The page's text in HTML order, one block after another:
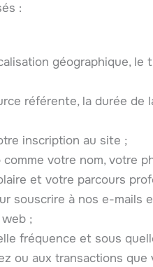
:
géographique,
référente, la durée de
inscription au site ;
votre nom, votre
et votre parcours
souscrire à nos e-mails
;
fréquence et sous
ou aux transactions